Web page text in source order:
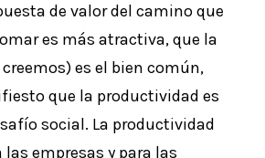
de valor del camino que
es más atractiva, que la
es el bien común,
que la productividad es
social. La productividad
las empresas y para las